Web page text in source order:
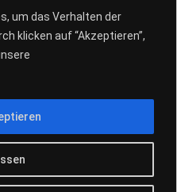
um das Verhalten der
klicken auf “Akzeptieren”,
Club |Design by